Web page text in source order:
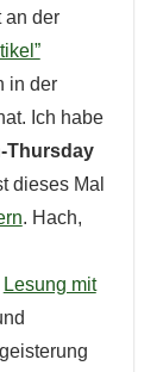
an der
in der
Ich habe
Thursday
dieses Mal
. Hach,
Lesung mit